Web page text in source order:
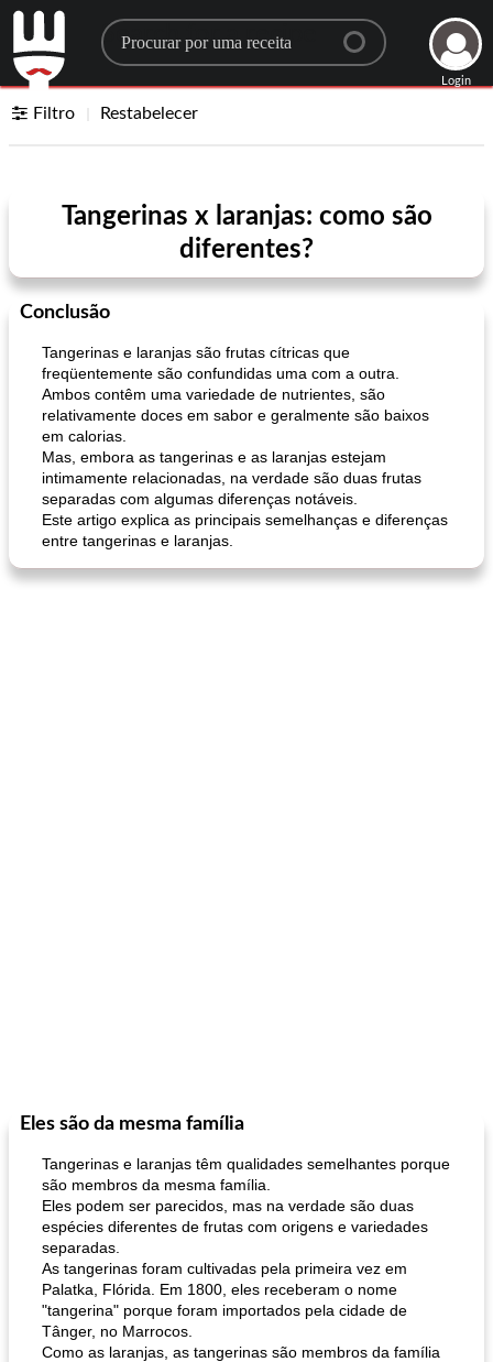
Search for a recipe
Login
Filtro Restabelecer
Tangerinas x laranjas: como são
diferentes?
Conclusão
Tangerinas e laranjas são frutas cítricas que
freqüentemente são confundidas uma com a outra.
Ambos contêm uma variedade de nutrientes, são
relativamente doces em sabor e geralmente são baixos
em calorias.
Mas, embora as tangerinas e as laranjas estejam
intimamente relacionadas, na verdade são duas frutas
separadas com algumas diferenças notáveis.
Este artigo explica as principais semelhanças e diferenças
entre tangerinas e laranjas.
Eles são da mesma família
Tangerinas e laranjas têm qualidades semelhantes porque
são membros da mesma família.
Eles podem ser parecidos, mas na verdade são duas
espécies diferentes de frutas com origens e variedades
separadas.
As tangerinas foram cultivadas pela primeira vez em
Palatka, Flórida. Em 1800, eles receberam o nome
"tangerina" porque foram importados pela cidade de
Tânger, no Marrocos.
Como as laranjas, as tangerinas são membros da família